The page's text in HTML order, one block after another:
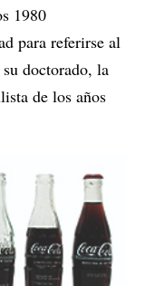
1980
para referirse al
doctorado, la
de los años